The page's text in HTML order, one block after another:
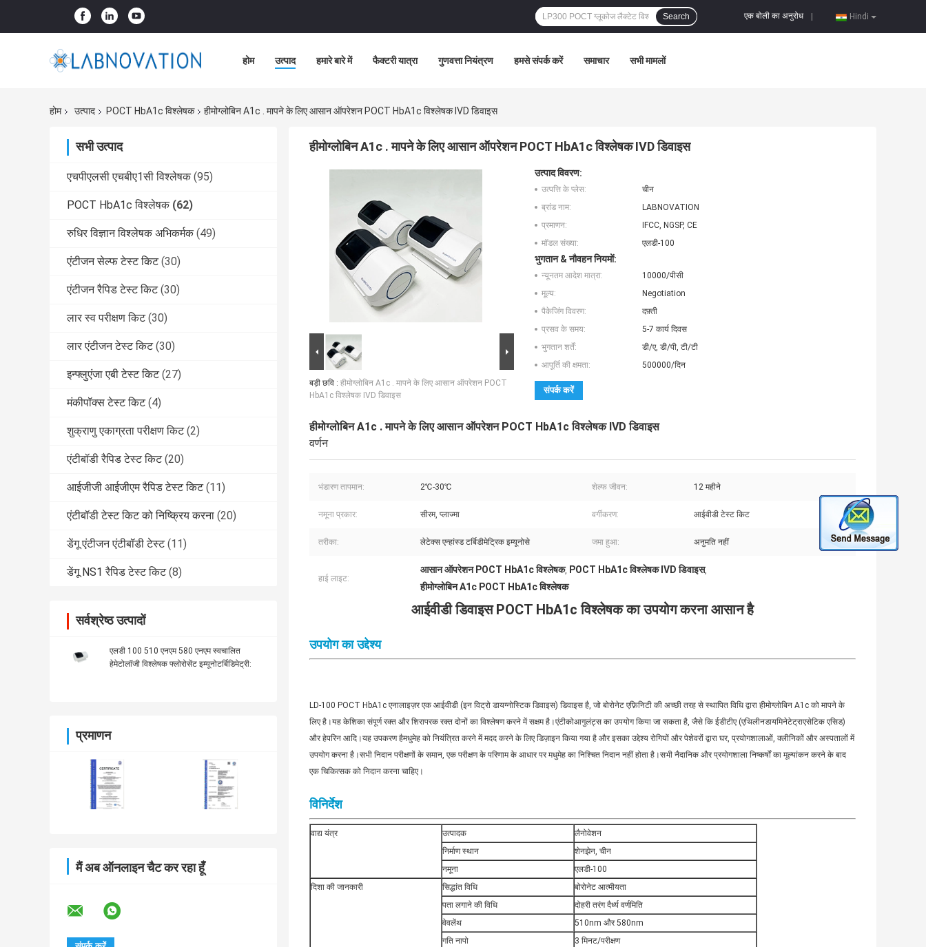
Hindi
एक बोली का अनुरोध
Search
होम उत्पाद हमारे बारे में फैक्टरी यात्रा गुणवत्ता नियंत्रण हमसे संपर्क करें समाचार सभी मामलों
होम उत्पाद POCT HbA1c विश्लेषक हीमोग्लोबिन A1c . मापने के लिए आसान ऑपरेशन POCT HbA1c विश्लेषक IVD डिवाइस
सभी उत्पाद
एचपीएलसी एचबीए1सी विश्लेषक (95)
POCT HbA1c विश्लेषक (62)
रुधिर विज्ञान विश्लेषक अभिकर्मक (49)
एंटीजन सेल्फ टेस्ट किट (30)
एंटीजन रैपिड टेस्ट किट (30)
लार स्व परीक्षण किट (30)
लार एंटीजन टेस्ट किट (30)
इन्फ्लुएंजा एबी टेस्ट किट (27)
मंकीपॉक्स टेस्ट किट (4)
शुक्राणु एकाग्रता परीक्षण किट (2)
एंटीबॉडी रैपिड टेस्ट किट (20)
आईजीजी आईजीएम रैपिड टेस्ट किट (11)
एंटीबॉडी टेस्ट किट को निष्क्रिय करना (20)
डेंगू एंटीजन एंटीबॉडी टेस्ट (11)
डेंगू NS1 रैपिड टेस्ट किट (8)
सर्वश्रेष्ठ उत्पादों
एलडी 100 510 एनएम 580 एनएम स्वचालित
हेमेटोलॉजी विश्लेषक फ्लोरोसेंट इम्यूनोटर्बिडिमेट्री:
प्रमाणन
मैं अब ऑनलाइन चैट कर रहा हूँ
हीमोग्लोबिन A1c . मापने के लिए आसान ऑपरेशन POCT HbA1c विश्लेषक IVD डिवाइस
बड़ी छवि : हीमोग्लोबिन A1c . मापने के लिए आसान ऑपरेशन POCT
HbA1c विश्लेषक IVD डिवाइस
उत्पाद विवरण:
उत्पत्ति के प्लेस:
चीन
ब्रांड नाम:
LABNOVATION
प्रमाणन:
IFCC, NGSP, CE
मॉडल संख्या:
एलडी-100
भुगतान & नौवहन नियमों:
न्यूनतम आदेश मात्रा:
10000/पीसी
मूल्य:
Negotiation
पैकेजिंग विवरण:
दफ़्ती
प्रसव के समय:
5-7 कार्य दिवस
भुगतान शर्तें:
डी/ए, डी/पी, टी/टी
आपूर्ति की क्षमता:
500000/दिन
संपर्क करें
हीमोग्लोबिन A1c . मापने के लिए आसान ऑपरेशन POCT HbA1c विश्लेषक IVD डिवाइस
वर्णन
भंडारण तापमान: 2℃-30℃ शेल्फ जीवन: 12 महीने
नमूना प्रकार: सीरम, प्लाज्मा वर्गीकरण: आईवीडी टेस्ट किट
तरीका: लेटेक्स एन्हांस्ड टर्बिडीमेट्रिक इम्यूनोसे जमा हुआ: अनुमति नहीं
हाई लाइट:
आसान ऑपरेशन POCT HbA1c विश्लेषक, POCT HbA1c विश्लेषक IVD डिवाइस,
हीमोग्लोबिन A1c POCT HbA1c विश्लेषक
आईवीडी डिवाइस POCT HbA1c विश्लेषक का उपयोग करना आसान है
उपयोग का उद्देश्य
LD-100 POCT HbA1c एनालाइज़र एक आईवीडी (इन विट्रो डायग्नोस्टिक डिवाइस) डिवाइस है, जो बोरोनेट एफ़िनिटी की अच्छी तरह से स्थापित विधि द्वारा हीमोग्लोबिन A1c को मापने के
लिए है।यह केशिका संपूर्ण रक्त और शिरापरक रक्त दोनों का विश्लेषण करने में सक्षम है।एंटीकोआगुलंट्स का उपयोग किया जा सकता है, जैसे कि ईडीटीए (एथिलीनडायमिनेटेट्राएसेटिक एसिड)
और हेपरिन आदि।यह उपकरण हैमधुमेह को नियंत्रित करने में मदद करने के लिए डिज़ाइन किया गया है और इसका उद्देश्य रोगियों और पेशेवरों द्वारा घर, प्रयोगशालाओं, क्लीनिकों और अस्पतालों में
उपयोग करना है।सभी निदान परीक्षणों के समान, एक परीक्षण के परिणाम के आधार पर मधुमेह का निश्चित निदान नहीं होता है।सभी नैदानिक ​​​​और प्रयोगशाला निष्कर्षों का मूल्यांकन करने के बाद
एक चिकित्सक को निदान करना चाहिए।
विनिर्देश
वाद्य यंत्र उत्पादक
लैनोवेशन
निर्माण स्थान
शेनझेन, चीन
नमूना
एलडी-100
दिशा की जानकारी
सिद्धांत विधि
बोरोनेट आत्मीयता
पता लगाने की विधि
दोहरी तरंग दैर्ध्य वर्णमिति
वेवलेंथ
510nm और 580nm
गति नापो
3 मिनट/परीक्षण